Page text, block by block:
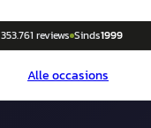
353.761 reviews Sinds1999
Alle occasions